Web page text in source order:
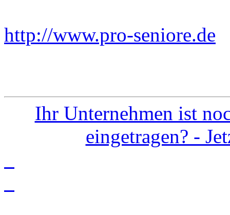
http://www.pro-seniore.de
Ihr Unternehmen ist
eingetragen? -